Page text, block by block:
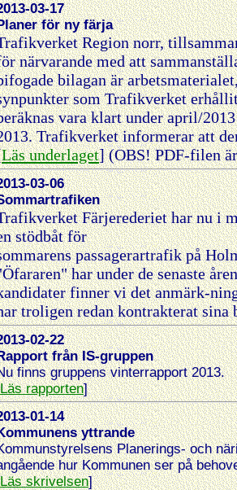
03-17
för ny färja
Region norr,
närvarande med att
bilagan är
som Trafikverket
vara klart under april/
Trafikverket informerar att
Läs underlaget] (OBS! PDF-filen
03-06
Färjerederiet har nu i
stödbåt för
passagerartrafik på
har under de senaste
finner vi det anmärk-
troligen redan kontrakterat sina
02-22
från IS-gruppen
finns gruppens vinterrapport 2013.
Läs rapporten]
01-14
yttrande
Planerings- och
hur Kommunen ser på
Läs skrivelsen]